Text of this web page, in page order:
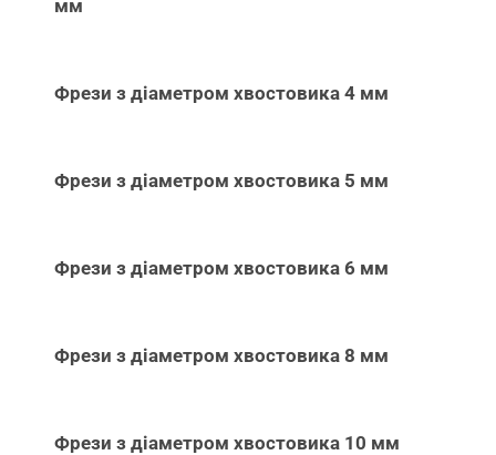
мм
Фрези з діаметром хвостовика 4 мм
Фрези з діаметром хвостовика 5 мм
Фрези з діаметром хвостовика 6 мм
Фрези з діаметром хвостовика 8 мм
Фрези з діаметром хвостовика 10 мм